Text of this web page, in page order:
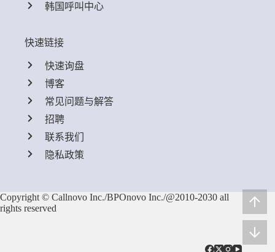
韩国呼叫中心
快速链接
快速询盘
博客
常见问题与解答
招聘
联系我们
隐私政策
Copyright © Callnovo Inc./BPOnovo Inc./@2010-2030 all
rights reserved